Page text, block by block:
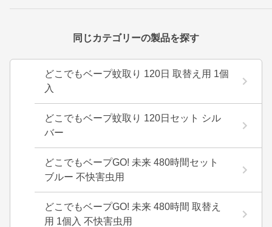
同じカテゴリーの製品を探す
どこでもベープ蚊取り 120日 取替え用 1個
入
どこでもベープ蚊取り 120日セット シル
バー
どこでもベープGO! 未来 480時間セット
ブルー 不快害虫用
どこでもベープGO! 未来 480時間 取替え
用 1個入 不快害虫用